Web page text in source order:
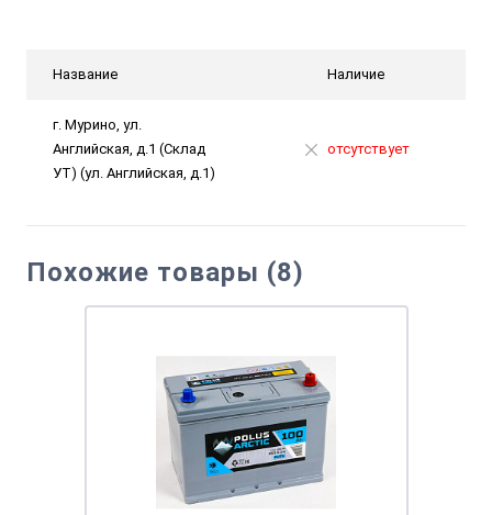
Название Наличие
г. Мурино, ул.
Английская, д.1 (Склад
УТ) (ул. Английская, д.1)
отсутствует
Похожие товары (8)